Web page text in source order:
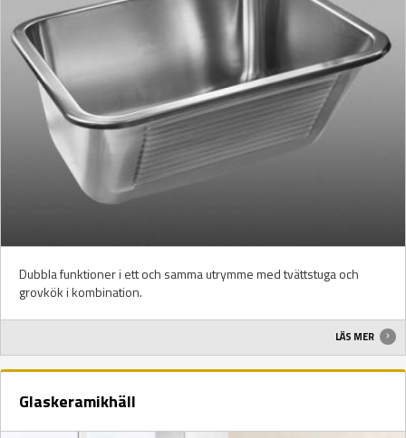
Dubbla funktioner i ett och samma utrymme med tvättstuga och
grovkök i kombination.
LÄS MER
Glaskeramikhäll